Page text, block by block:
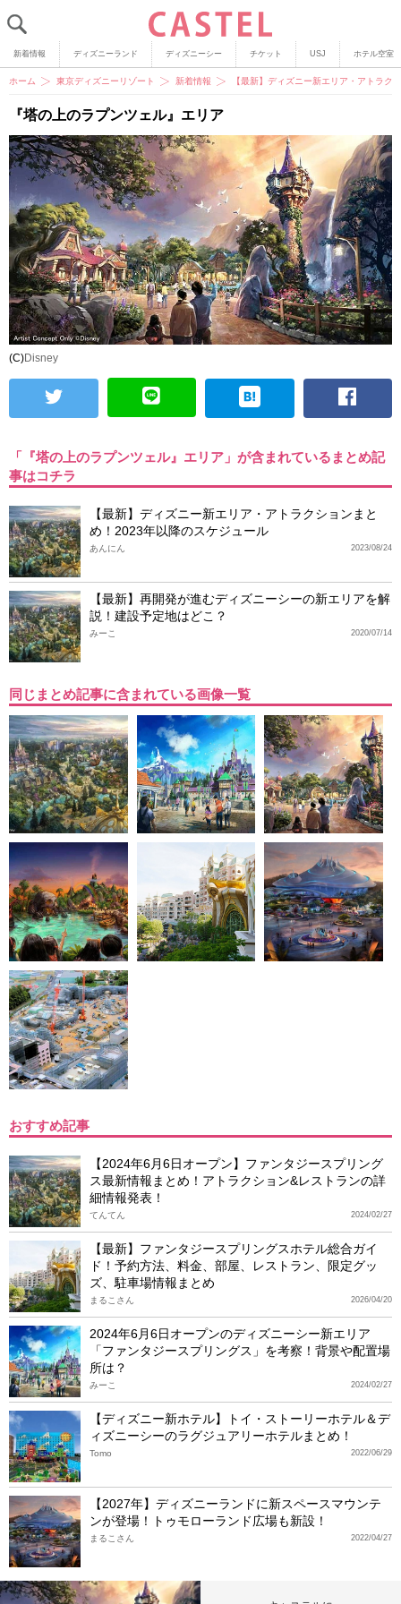
新着情報 ディズニーランド ディズニーシー チケット USJ ホテル空室
ホーム 東京ディズニーリゾート 新着情報 【最新】ディズニー新エリア・アトラ
『塔の上のラプンツェル』エリア
(C)Disney
「『塔の上のラプンツェル』エリア」が含まれているまとめ記
事はコチラ
【最新】ディズニー新エリア・アトラクションまと
め！2023年以降のスケジュール
2023/08/24
あんにん
【最新】再開発が進むディズニーシーの新エリアを解
説！建設予定地はどこ？
2020/07/14
みーこ
同じまとめ記事に含まれている画像一覧
おすすめ記事
【2024年6月6日オープン】ファンタジースプリング
ス最新情報まとめ！アトラクション&レストランの詳
細情報発表！
2024/02/27
てんてん
【最新】ファンタジースプリングスホテル総合ガイ
ド！予約方法、料金、部屋、レストラン、限定グッ
ズ、駐車場情報まとめ
2026/04/20
まるこさん
2024年6月6日オープンのディズニーシー新エリア
「ファンタジースプリングス」を考察！背景や配置場
所は？
2024/02/27
みーこ
【ディズニー新ホテル】トイ・ストーリーホテル＆デ
ィズニーシーのラグジュアリーホテルまとめ！
2022/06/29
Tomo
【2027年】ディズニーランドに新スペースマウンテ
ンが登場！トゥモローランド広場も新設！
2022/04/27
まるこさん